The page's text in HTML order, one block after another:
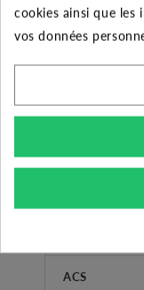
Plage de
température
ambiante
maximum de
ACS
cookies ainsi que les
vos données